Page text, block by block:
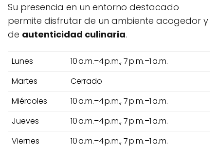
Su presencia en un entorno destacado
permite disfrutar de un ambiente acogedor y
de autenticidad culinaria.
Lunes
10 a.m.–4 p.m., 7 p.m.–1 a.m.
Martes
Cerrado
Miércoles
10 a.m.–4 p.m., 7 p.m.–1 a.m.
Jueves
10 a.m.–4 p.m., 7 p.m.–1 a.m.
Viernes
10 a.m.–4 p.m., 7 p.m.–1 a.m.